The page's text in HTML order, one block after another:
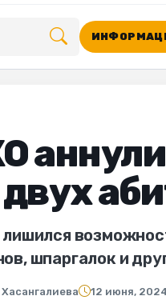
шпаргалок и
12 июня,